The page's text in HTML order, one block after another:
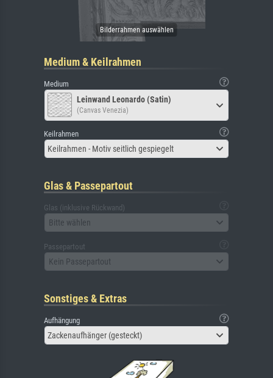
Medium & Keilrahmen
Medium
Leinwand Leonardo (Satin)
(Canvas Venezia)
Keilrahmen
Keilrahmen - Motiv seitlich gespiegelt
Glas & Passepartout
Glas (inklusive Rückwand)
Bitte wählen
Passepartout
Kein Passepartout
Sonstiges & Extras
Aufhängung
Zackenaufhänger (gesteckt)